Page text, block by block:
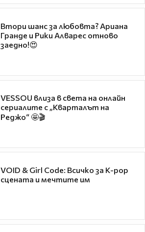
Втори шанс за любовта? Ариана
Гранде и Рики Алварес отново
заедно!😍
VESSOU влиза в света на онлайн
сериалите с „Кварталът на
Реджо“ 🤩🎬
VOID & Girl Code: Всичко за K-pop
сцената и мечтите им